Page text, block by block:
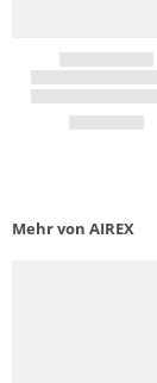
Mehr von AIREX